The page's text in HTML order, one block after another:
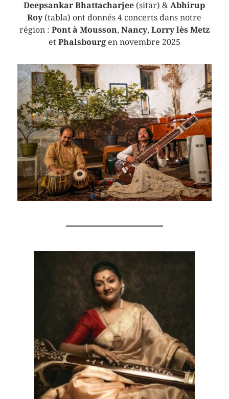
Deepsankar Bhattacharjee (sitar) & Abhirup
Roy(tabla) ont donnés 4 concerts dans notre
région : Pont à Mousson, Nancy, Lorry lès Metz
et Phalsbourgen novembre 2025